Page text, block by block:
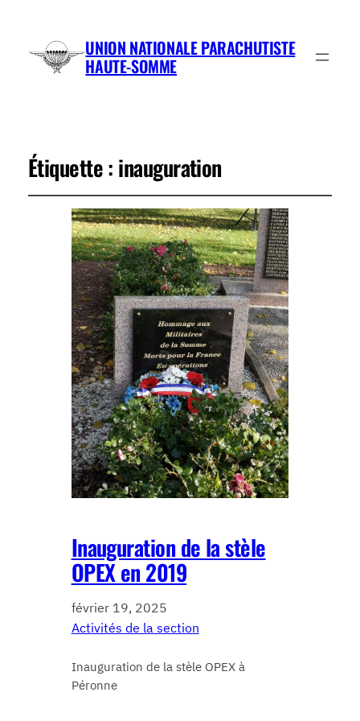
UNION NATIONALE PARACHUTISTE
HAUTE-SOMME
Étiquette : inauguration
Inauguration de la stèle
OPEX en 2019
février 19, 2025
Activités de la section
Inauguration de la stèle OPEX à
Péronne